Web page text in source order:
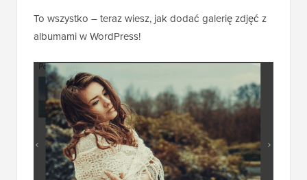
To wszystko – teraz wiesz, jak dodać galerię zdjęć z
albumami w WordPress!